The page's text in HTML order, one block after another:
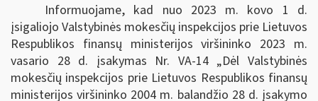
Informuojame, kad nuo 2023 m. kovo 1 d.
įsigaliojo Valstybinės mokesčių inspekcijos prie Lietuvos
Respublikos finansų ministerijos viršininko 2023 m.
vasario 28 d. įsakymas Nr. VA-14 „Dėl Valstybinės
mokesčių inspekcijos prie Lietuvos Respublikos finansų
ministerijos viršininko 2004 m. balandžio 28 d. įsakymo